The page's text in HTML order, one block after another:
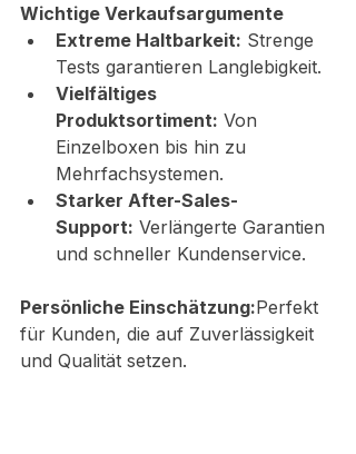
Wichtige Verkaufsargumente
Extreme Haltbarkeit: Strenge
Tests garantieren Langlebigkeit.
Vielfältiges
Produktsortiment: Von
Einzelboxen bis hin zu
Mehrfachsystemen.
Starker After-Sales-
Support: Verlängerte Garantien
und schneller Kundenservice.
Persönliche Einschätzung:Perfekt
für Kunden, die auf Zuverlässigkeit
und Qualität setzen.